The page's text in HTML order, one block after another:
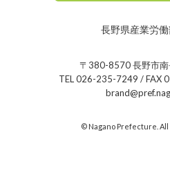
長野県産業労
〒380-8570 長野市
TEL 026-235-7249 / FAX
© Nagano Prefecture.